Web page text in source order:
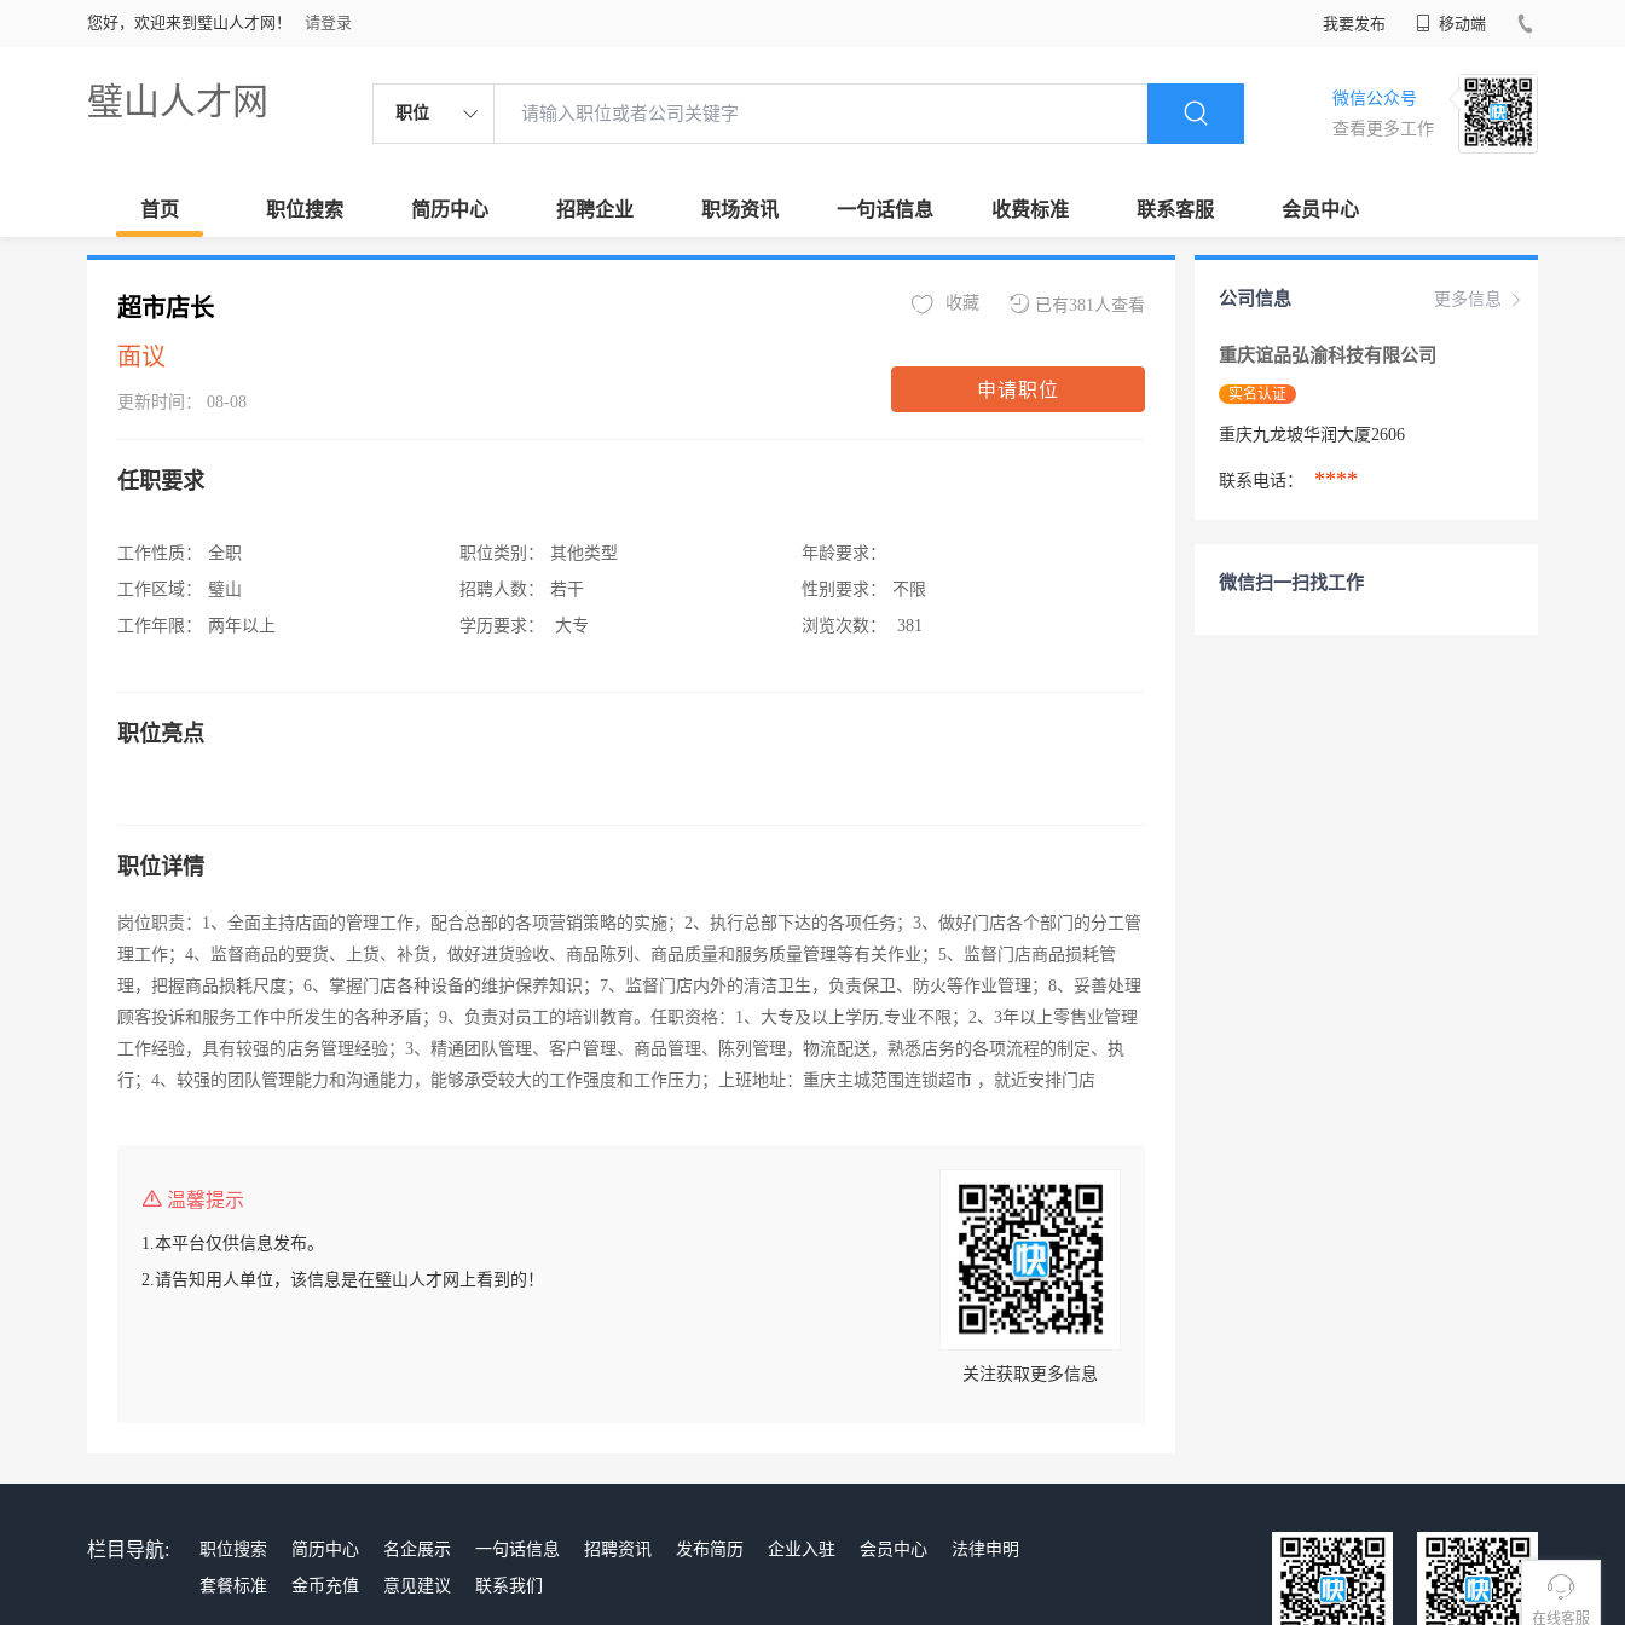
您好，欢迎来到璧山人才网！ 请登录 我要发布 移动端
璧山人才网 职位
微信公众号
查看更多工作
首页 职位搜索 简历中心 招聘企业 职场资讯 一句话信息 收费标准 联系客服 会员中心
在线客服
超市店长
面议
更新时间： 08-08
已有381人查看
收藏
申请职位
任职要求
工作性质：
全职
工作区域：
璧山
工作年限：
两年以上
职位类别：
其他类型
招聘人数：
若干
学历要求：
大专
年龄要求：
性别要求：
不限
浏览次数：
381
职位亮点
职位详情
岗位职责：1、全面主持店面的管理工作，配合总部的各项营销策略的实施；2、执行总部下达的各项任务；3、做好门店各个部门的分工管
理工作；4、监督商品的要货、上货、补货，做好进货验收、商品陈列、商品质量和服务质量管理等有关作业；5、监督门店商品损耗管
理，把握商品损耗尺度；6、掌握门店各种设备的维护保养知识；7、监督门店内外的清洁卫生，负责保卫、防火等作业管理；8、妥善处理
顾客投诉和服务工作中所发生的各种矛盾；9、负责对员工的培训教育。任职资格：1、大专及以上学历,专业不限；2、3年以上零售业管理
工作经验，具有较强的店务管理经验；3、精通团队管理、客户管理、商品管理、陈列管理，物流配送，熟悉店务的各项流程的制定、执
行；4、较强的团队管理能力和沟通能力，能够承受较大的工作强度和工作压力；上班地址：重庆主城范围连锁超市 ，就近安排门店
温馨提示
1.本平台仅供信息发布。
2.请告知用人单位，该信息是在璧山人才网上看到的！
关注获取更多信息
更多信息
公司信息
重庆谊品弘渝科技有限公司
实名认证
重庆九龙坡华润大厦2606
联系电话： ****
微信扫一扫找工作
栏目导航: 职位搜索 简历中心 名企展示 一句话信息 招聘资讯 发布简历 企业入驻 会员中心
法律申明
套餐标准
金币充值 意见建议 联系我们